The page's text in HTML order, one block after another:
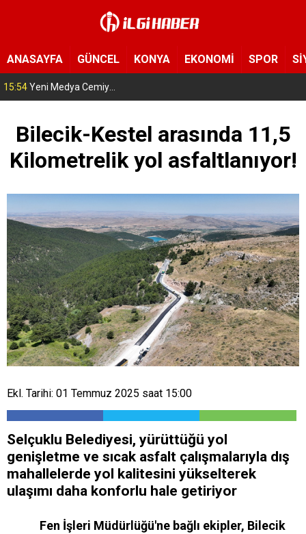
ANASAYFA GÜNCEL KONYA EKONOMİ SPOR
15:54Yeni Medya Cemiyeti’nden Hakimiyet Gazetesi’ne 30. yıl ziyareti
Bilecik-Kestel arasında 11,5
Kilometrelik yol asfaltlanıyor!
Ekl. Tarihi: 01 Temmuz 2025 saat 15:00
Selçuklu Belediyesi, yürüttüğü yol
genişletme ve sıcak asfalt çalışmalarıyla dış
mahallelerde yol kalitesini yükselterek
ulaşımı daha konforlu hale getiriyor
Fen İşleri Müdürlüğü'ne bağlı ekipler, Bilecik